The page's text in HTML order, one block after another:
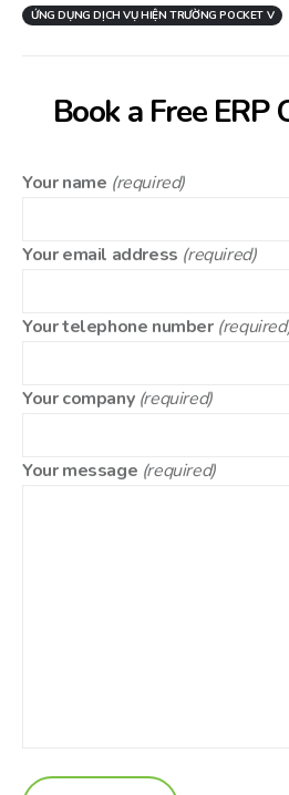
ỨNG DỤNG DỊCH VỤ HIỆN TRƯỜNG POCKET V
Book a Free ERP
Your name (required)
Your email address (required)
Your telephone number
Your company (required)
Your message (required)